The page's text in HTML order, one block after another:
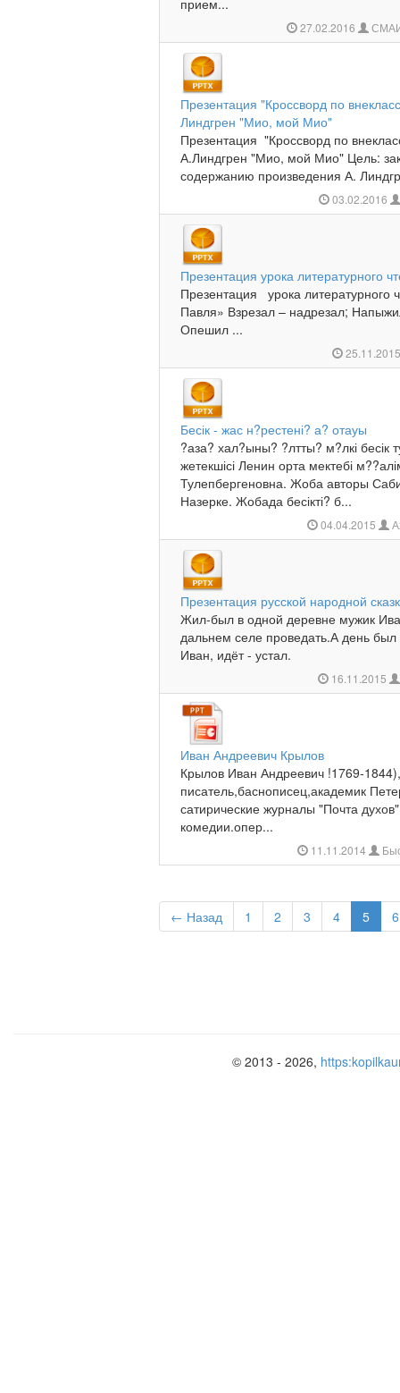
прием...
27.02.2016
Презентация "Кроссворд по
Линдгрен "Мио, мой Мио"
Презентация "Кроссворд по
А.Линдгрен "Мио, мой Мио" Цель:
содержанию произведения А.
03.02.2016
Презентация урока литературного
Презентация урока литературного
Павля» Взрезал – надрезал;
Опешил ...
Бесік - жас н?рестені? а? отауы
?аза? хал?ыны? ?лтты? м?лкі
жетекшісі Ленин орта мектебі
Тулепбергеновна. Жоба авторы
Назерке. Жобада бесікті? б...
04.04.2015
Презентация русской народной
Жил-был в одной деревне мужик
дальнем селе проведать.А день
Иван, идёт - устал.
16.11.2015
Иван Андреевич Крылов
Крылов Иван Андреевич !1769-
писатель,баснописец,академик
сатирические журналы "Почта
комедии.опер...
11.11.2014
← Назад 1 2 3 4 5 6
© 2013 - 2026,